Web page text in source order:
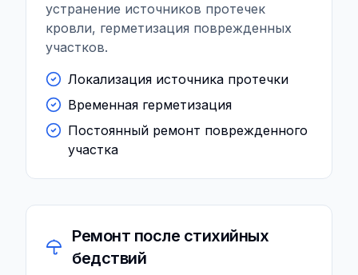
устранение источников протечек
кровли, герметизация поврежденных
участков.
Локализация источника протечки
Временная герметизация
Постоянный ремонт поврежденного
участка
Ремонт после стихийных
бедствий